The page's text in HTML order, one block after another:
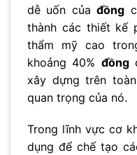
dễ uốn củađồng
thành các thiết kế
thẩm mỹ cao
khoảng 40% đồng
xây dựng trên
quan trọng của nó.
Trong lĩnh vực cơ
dụng để chế tạo